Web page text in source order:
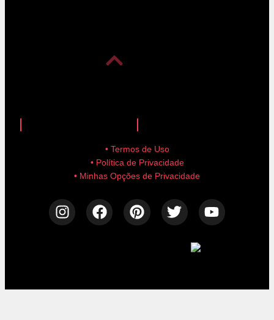
• Termos de Uso
• Política de Privacidade
• Minhas Opções de Privacidade